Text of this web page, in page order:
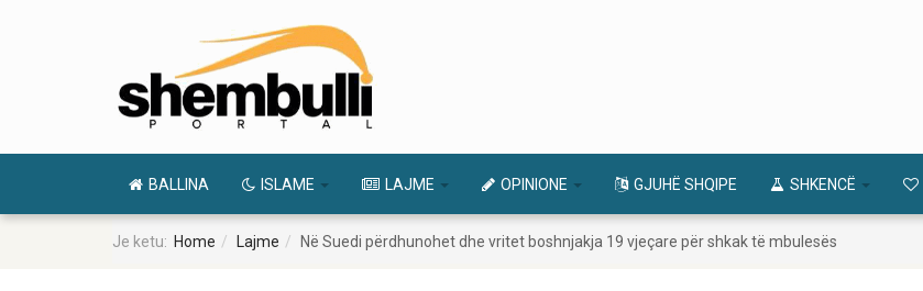
BALLINA ISLAME LAJME OPINIONE GJUHË SHQIPE SHKENCË
Je ketu: Home Lajme Në Suedi përdhunohet dhe vritet boshnjakja 19 vjeçare për shkak të mbulesës